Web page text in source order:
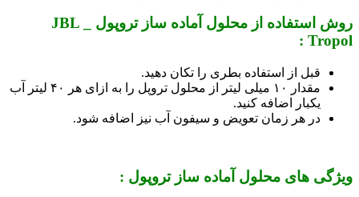
روش استفاده از محلول آماده ساز تروپول _ JBL
Tropol :
قبل از استفاده بطری را تکان دهید.
مقدار ۱۰ میلی لیتر از محلول تروپل را به ازای هر ۴۰ لیتر آب
یکبار اضافه کنید.
در هر زمان تعویض و سیفون آب نیز اضافه شود.
ویژگی های محلول آماده ساز تروپول :